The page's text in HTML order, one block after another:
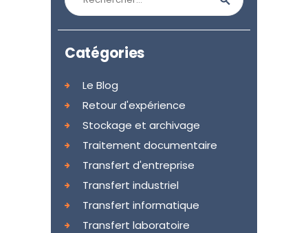
Catégories
Le Blog
Retour d'expérience
Stockage et archivage
Traitement documentaire
Transfert d'entreprise
Transfert industriel
Transfert informatique
Transfert laboratoire